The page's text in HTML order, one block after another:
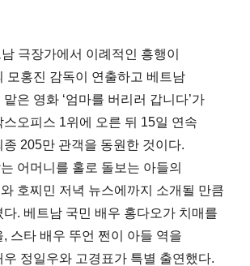
극장가에서 이례적인 흥행이
모홍진 감독이 연출하고 베트남
은 영화 ‘엄마를 버리러 갑니다’가
오피스 1위에 오른 뒤 15일 연속
205만 관객을 동원한 것이다.
어머니를 홀로 돌보는 아들의
호찌민 저녁 뉴스에까지 소개될 만큼
. 베트남 국민 배우 홍다오가 치매를
스타 배우 뚜언 쩐이 아들 역을
정일우와 고경표가 특별 출연했다.